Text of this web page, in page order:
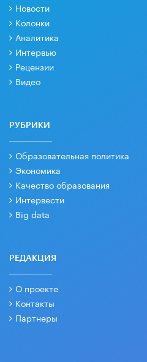
Новости
Колонки
Аналитика
Интервью
Рецензии
Видео
РУБРИКИ
Образовательная политика
Экономика
Качество образования
Интервести
Big data
РЕДАКЦИЯ
О проекте
Контакты
Партнеры